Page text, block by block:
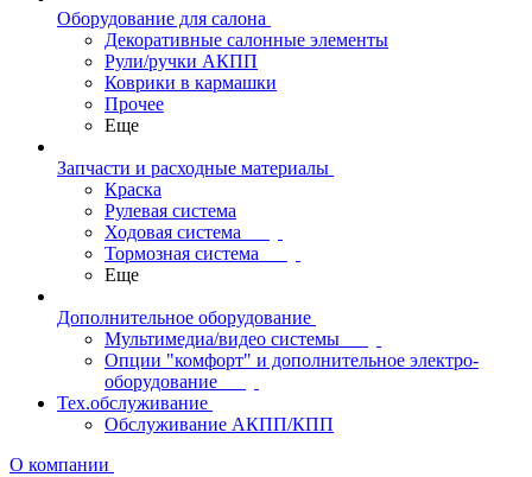
Оборудование для салона
Декоративные салонные элементы
Рули/ручки АКПП
Коврики в кармашки
Прочее
Еще
Запчасти и расходные материалы
Краска
Рулевая система
Ходовая система
Тормозная система
Еще
Дополнительное оборудование
Мультимедиа/видео системы
Опции "комфорт" и дополнительное электро-
оборудование
Тех.обслуживание
Обслуживание АКПП/КПП
О компании